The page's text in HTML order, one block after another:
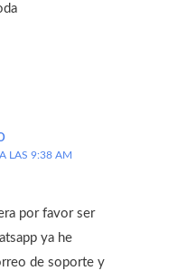
LAS 9:38 AM
por favor ser
ya he
de soporte y